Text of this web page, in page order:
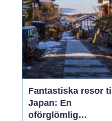
Fantastiska resor till
Japan: En
oförglömlig